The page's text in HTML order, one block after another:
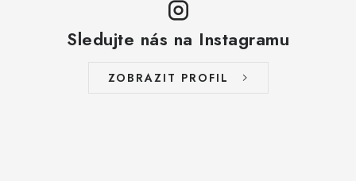
Sledujte nás na Instagramu
ZOBRAZIT PROFIL